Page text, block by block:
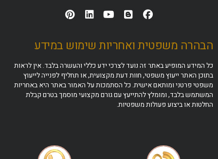
הבהרה משפטית ואחריות שימוש במידע
כל המידע המופיע באתר זה נועד לצרכי ידע כללי והעשרה בלבד. אין לראות
בתוכן האתר ייעוץ משפטי, חוות דעת מקצועית, או תחליף לפנייה לייעוץ
משפטי פרטני ומותאם אישית. כל הסתמכות על האמור באתר היא באחריות
המשתמש בלבד, ומומלץ להתייעץ עם גורם מקצועי מוסמך בטרם קבלת
החלטות או ביצוע פעולות משפטיות.